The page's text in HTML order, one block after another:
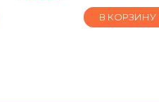
В КОРЗИНУ